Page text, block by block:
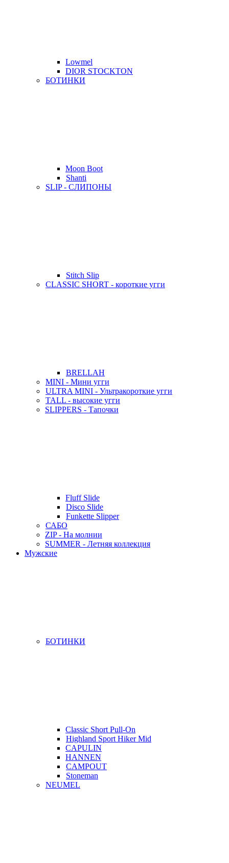
Lowmel
DIOR STOCKTON
БОТИНКИ
Moon Boot
Shanti
SLIP - СЛИПОНЫ
Stitch Slip
CLASSIC SHORT - короткие угги
BRELLAH
MINI - Мини угги
ULTRA MINI - Ультракороткие угги
TALL - высокие угги
SLIPPERS - Тапочки
Fluff Slide
Disco Slide
Funkette Slipper
САБО
ZIP - На молнии
SUMMER - Летняя коллекция
Мужские
БОТИНКИ
Classic Short Pull-On
Highland Sport Hiker Mid
CAPULIN
HANNEN
CAMPOUT
Stoneman
NEUMEL